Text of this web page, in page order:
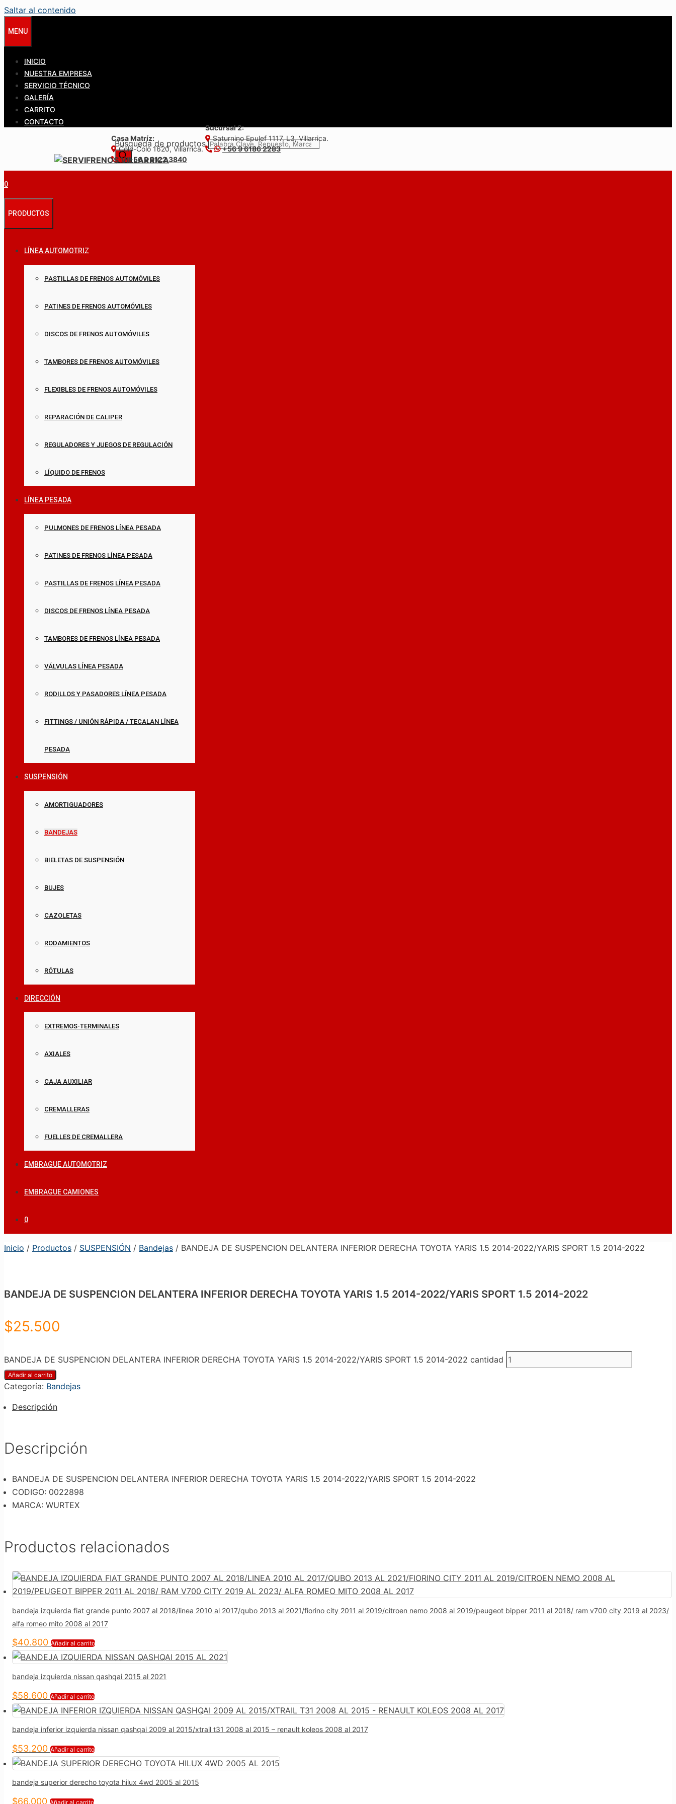
Saltar al contenido
MENU
INICIO
NUESTRA EMPRESA
SERVICIO TÉCNICO
GALERÍA
CARRITO
CONTACTO
Búsqueda de productos
Casa Matríz:
Colo-Colo 1620, Villarrica.
+56 9 6122 3840
Sucursal 2:
Saturnino Epulef 1117, L3, Villarrica.
+56 9 6186 2283
0
PRODUCTOS
LÍNEA AUTOMOTRIZ
PASTILLAS DE FRENOS AUTOMÓVILES
PATINES DE FRENOS AUTOMÓVILES
DISCOS DE FRENOS AUTOMÓVILES
TAMBORES DE FRENOS AUTOMÓVILES
FLEXIBLES DE FRENOS AUTOMÓVILES
REPARACIÓN DE CALIPER
REGULADORES Y JUEGOS DE REGULACIÓN
LÍQUIDO DE FRENOS
LÍNEA PESADA
PULMONES DE FRENOS LÍNEA PESADA
PATINES DE FRENOS LÍNEA PESADA
PASTILLAS DE FRENOS LÍNEA PESADA
DISCOS DE FRENOS LÍNEA PESADA
TAMBORES DE FRENOS LÍNEA PESADA
VÁLVULAS LÍNEA PESADA
RODILLOS Y PASADORES LÍNEA PESADA
FITTINGS / UNIÓN RÁPIDA / TECALAN LÍNEA
PESADA
SUSPENSIÓN
AMORTIGUADORES
BANDEJAS
BIELETAS DE SUSPENSIÓN
BUJES
CAZOLETAS
RODAMIENTOS
RÓTULAS
DIRECCIÓN
EXTREMOS-TERMINALES
AXIALES
CAJA AUXILIAR
CREMALLERAS
FUELLES DE CREMALLERA
EMBRAGUE AUTOMOTRIZ
EMBRAGUE CAMIONES
0
Inicio / Productos / SUSPENSIÓN / Bandejas / BANDEJA DE SUSPENCION DELANTERA INFERIOR DERECHA TOYOTA YARIS 1.5 2014-2022/YARIS SPORT 1.5 2014-2022
BANDEJA DE SUSPENCION DELANTERA INFERIOR DERECHA TOYOTA YARIS 1.5 2014-2022/YARIS SPORT 1.5 2014-2022
$25.500
BANDEJA DE SUSPENCION DELANTERA INFERIOR DERECHA TOYOTA YARIS 1.5 2014-2022/YARIS SPORT 1.5 2014-2022 cantidad
Añadir al carrito
Categoría: Bandejas
Descripción
Descripción
BANDEJA DE SUSPENCION DELANTERA INFERIOR DERECHA TOYOTA YARIS 1.5 2014-2022/YARIS SPORT 1.5 2014-2022
CODIGO: 0022898
MARCA: WURTEX
Productos relacionados
bandeja izquierda fiat grande punto 2007 al 2018/linea 2010 al 2017/qubo 2013 al 2021/fiorino city 2011 al 2019/citroen nemo 2008 al 2019/peugeot bipper 2011 al 2018/ ram v700 city 2019 al 2023/
alfa romeo mito 2008 al 2017
$40.800 Añadir al carrito
bandeja izquierda nissan qashqai 2015 al 2021
$58.600 Añadir al carrito
bandeja inferior izquierda nissan qashqai 2009 al 2015/xtrail t31 2008 al 2015 – renault koleos 2008 al 2017
$53.200 Añadir al carrito
bandeja superior derecho toyota hilux 4wd 2005 al 2015
$66.000 Añadir al carrito